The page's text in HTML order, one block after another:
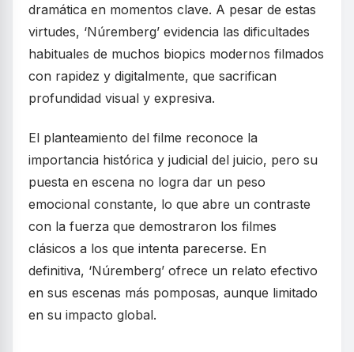
dramática en momentos clave. A pesar de estas
virtudes, ‘Núremberg’ evidencia las dificultades
habituales de muchos biopics modernos filmados
con rapidez y digitalmente, que sacrifican
profundidad visual y expresiva.
El planteamiento del filme reconoce la
importancia histórica y judicial del juicio, pero su
puesta en escena no logra dar un peso
emocional constante, lo que abre un contraste
con la fuerza que demostraron los filmes
clásicos a los que intenta parecerse. En
definitiva, ‘Núremberg’ ofrece un relato efectivo
en sus escenas más pomposas, aunque limitado
en su impacto global.